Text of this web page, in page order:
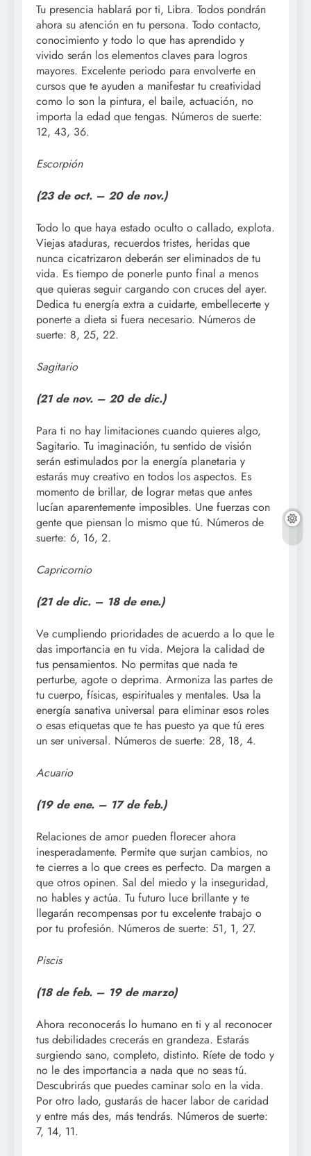
Tu presencia hablará por ti, Libra. Todos pondrán
ahora su atención en tu persona. Todo contacto,
conocimiento y todo lo que has aprendido y
vivido serán los elementos claves para logros
mayores. Excelente periodo para envolverte en
cursos que te ayuden a manifestar tu creatividad
como lo son la pintura, el baile, actuación, no
importa la edad que tengas. Números de suerte:
12, 43, 36.
Escorpión
(23 de oct. – 20 de nov.)
Todo lo que haya estado oculto o callado, explota.
Viejas ataduras, recuerdos tristes, heridas que
nunca cicatrizaron deberán ser eliminados de tu
vida. Es tiempo de ponerle punto final a menos
que quieras seguir cargando con cruces del ayer.
Dedica tu energía extra a cuidarte, embellecerte y
ponerte a dieta si fuera necesario. Números de
suerte: 8, 25, 22.
Sagitario
(21 de nov. – 20 de dic.)
Para ti no hay limitaciones cuando quieres algo,
Sagitario. Tu imaginación, tu sentido de visión
serán estimulados por la energía planetaria y
estarás muy creativo en todos los aspectos. Es
momento de brillar, de lograr metas que antes
lucían aparentemente imposibles. Une fuerzas con
gente que piensan lo mismo que tú. Números de
suerte: 6, 16, 2.
Capricornio
(21 de dic. – 18 de ene.)
Ve cumpliendo prioridades de acuerdo a lo que le
das importancia en tu vida. Mejora la calidad de
tus pensamientos. No permitas que nada te
perturbe, agote o deprima. Armoniza las partes de
tu cuerpo, físicas, espirituales y mentales. Usa la
energía sanativa universal para eliminar esos roles
o esas etiquetas que te has puesto ya que tú eres
un ser universal. Números de suerte: 28, 18, 4.
Acuario
(19 de ene. – 17 de feb.)
Relaciones de amor pueden florecer ahora
inesperadamente. Permite que surjan cambios, no
te cierres a lo que crees es perfecto. Da margen a
que otros opinen. Sal del miedo y la inseguridad,
no hables y actúa. Tu futuro luce brillante y te
llegarán recompensas por tu excelente trabajo o
por tu profesión. Números de suerte: 51, 1, 27.
Piscis
(18 de feb. – 19de marzo)
Ahora reconocerás lo humano en ti y al reconocer
tus debilidades crecerás en grandeza. Estarás
surgiendo sano, completo, distinto. Ríete de todo y
no le des importancia a nada que no seas tú.
Descubrirás que puedes caminar solo en la vida.
Por otro lado, gustarás de hacer labor de caridad
y entre más des, más tendrás. Números de suerte:
7, 14, 11.